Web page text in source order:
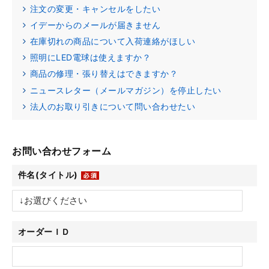
注文の変更・キャンセルをしたい
イデーからのメールが届きません
在庫切れの商品について入荷連絡がほしい
照明にLED電球は使えますか？
商品の修理・張り替えはできますか？
ニュースレター（メールマガジン）を停止したい
法人のお取り引きについて問い合わせたい
お問い合わせフォーム
件名(タイトル)
オーダーＩＤ